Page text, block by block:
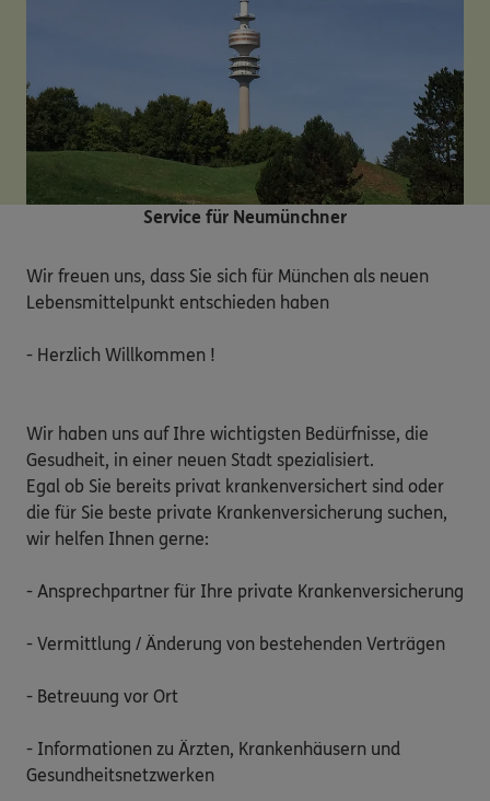
Service für Neumünchner
Wir freuen uns, dass Sie sich für München als neuen
Lebensmittelpunkt entschieden haben
- Herzlich Willkommen !
Wir haben uns auf Ihre wichtigsten Bedürfnisse, die
Gesudheit, in einer neuen Stadt spezialisiert.
Egal ob Sie bereits privat krankenversichert sind oder
die für Sie beste private Krankenversicherung suchen,
wir helfen Ihnen gerne:
- Ansprechpartner für Ihre private Krankenversicherung
- Vermittlung / Änderung von bestehenden Verträgen
- Betreuung vor Ort
- Informationen zu Ärzten, Krankenhäusern und
Gesundheitsnetzwerken